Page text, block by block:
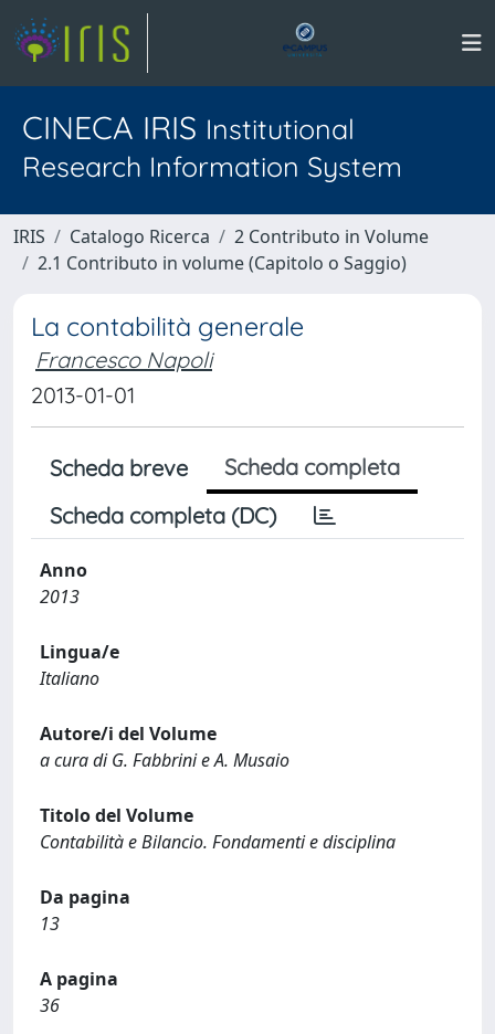
CINECA IRIS Institutional
Research Information System
IRIS Catalogo Ricerca
2 Contributo in Volume
2.1 Contributo in volume (Capitolo o Saggio)
La contabilità generale
Francesco Napoli
2013-01-01
Scheda breve
Scheda completa
Scheda completa (DC)
Anno
2013
Lingua/e
Italiano
Autore/i del Volume
a cura di G. Fabbrini e A. Musaio
Titolo del Volume
Contabilità e Bilancio. Fondamenti e disciplina
Da pagina
13
A pagina
36